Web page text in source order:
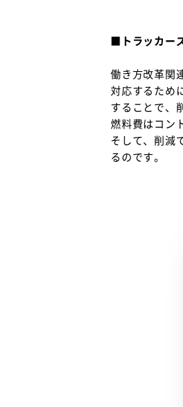
■トラッカー
働き方改革関
対応するため
することで、
燃料費はコン
そして、削減
るのです。